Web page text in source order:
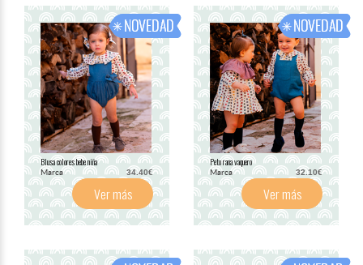
Blusa colores bebe niña
Marca 34.40€
Ver más
Peto rana vaquero
Marca 32.10€
Ver más